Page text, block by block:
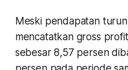
Meski pendapatan
mencatatkan gross
sebesar 8,57 persen